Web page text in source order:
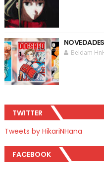
Beldam
TWITTER
Tweets by HikariNHana
FACEBOOK